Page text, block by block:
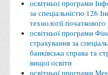
Маркетингу та реклами
Товарознавства,
підприємництва
Туризму та готельно-
Фізичного виховання та
освітньої програми
за спеціальністю 126
технології
освітньої програми
страхування за
банківська справа та
вищої освіти
освітньої програми